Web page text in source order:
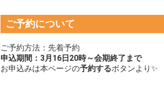
ご予約について
ご予約方法：先着予約
申込期間：3月16 日20時～会期終了まで
お申込みは本ページの予約するボタンより✨